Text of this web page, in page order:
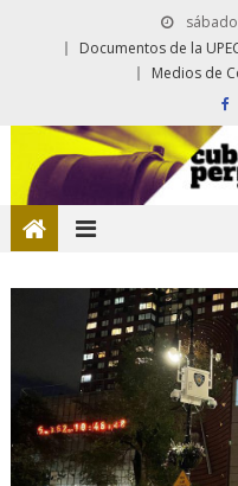
Documentos de la
Medios de